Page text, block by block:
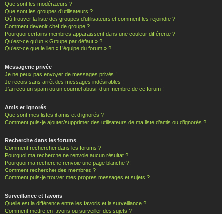
Que sont les modérateurs ?
Que sont les groupes d’utilisateurs ?
Où trouver la liste des groupes d’utilisateurs et comment les rejoindre ?
Comment devenir chef de groupe ?
Pourquoi certains membres apparaissent dans une couleur différente ?
Qu’est-ce qu’un « Groupe par défaut » ?
Qu’est-ce que le lien « L’équipe du forum » ?
Messagerie privée
Je ne peux pas envoyer de messages privés !
Je reçois sans arrêt des messages indésirables !
J’ai reçu un spam ou un courriel abusif d’un membre de ce forum !
Amis et ignorés
Que sont mes listes d’amis et d’ignorés ?
Comment puis-je ajouter/supprimer des utilisateurs de ma liste d’amis ou d’ignorés ?
Recherche dans les forums
Comment rechercher dans les forums ?
Pourquoi ma recherche ne renvoie aucun résultat ?
Pourquoi ma recherche renvoie une page blanche ?!
Comment rechercher des membres ?
Comment puis-je trouver mes propres messages et sujets ?
Surveillance et favoris
Quelle est la différence entre les favoris et la surveillance ?
Comment mettre en favoris ou surveiller des sujets ?